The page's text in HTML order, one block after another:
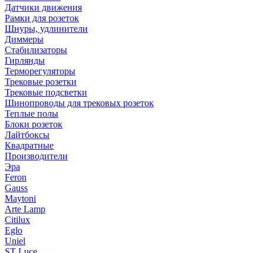
Датчики движения
Рамки для розеток
Шнуры, удлинители
Диммеры
Стабилизаторы
Гирлянды
Терморегуляторы
Трековые розетки
Трековые подсветки
Шинопроводы для трековых розеток
Теплые полы
Блоки розеток
Лайтбоксы
Квадратные
Производители
Эра
Feron
Gauss
Maytoni
Arte Lamp
Citilux
Eglo
Uniel